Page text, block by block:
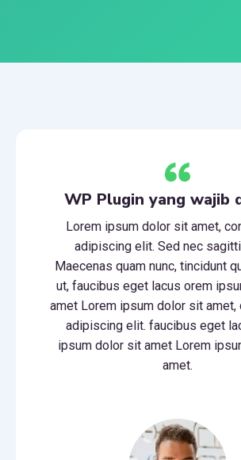
WP Plugin yang wajib
Lorem ipsum dolor sit amet,
adipiscing elit. Sed nec
Maecenas quam nunc, tincidunt
ut, faucibus eget lacus orem
amet Lorem ipsum dolor sit amet,
adipiscing elit. faucibus eget
ipsum dolor sit amet Lorem
amet.